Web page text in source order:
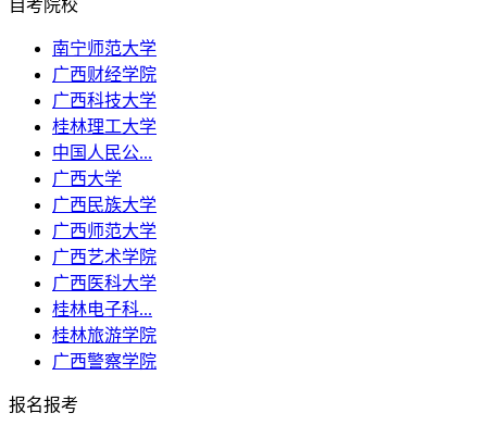
自考院校
南宁师范大学
广西财经学院
广西科技大学
桂林理工大学
中国人民公...
广西大学
广西民族大学
广西师范大学
广西艺术学院
广西医科大学
桂林电子科...
桂林旅游学院
广西警察学院
报名报考